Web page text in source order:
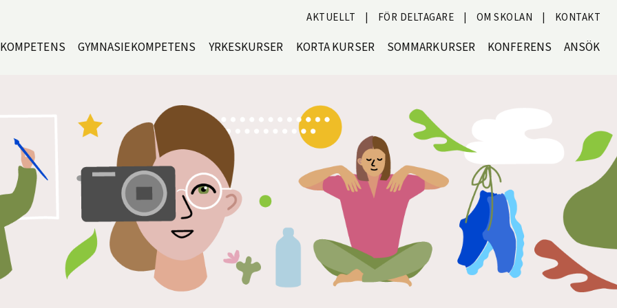
AKTUELLT FÖR DELTAGARE OM SKOLAN KONTAKT
GYMNASIEKOMPETENS YRKESKURSER KORTA KURSER SOMMARKURSER KONFERENS ANSÖK